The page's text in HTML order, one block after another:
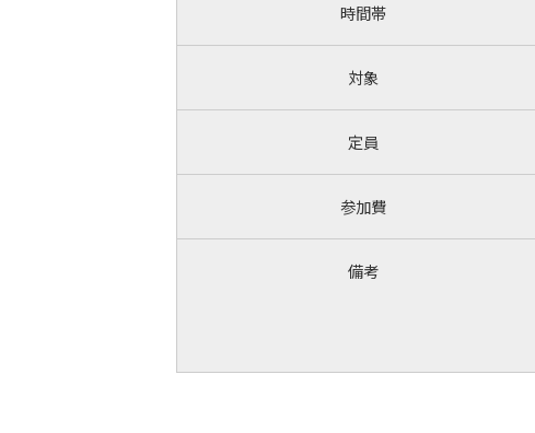
時間帯
対象
定員
参加費
備考